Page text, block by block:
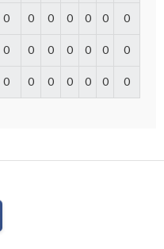
0 0 0 0 0 0 0
0 0 0 0 0 0 0
0 0 0 0 0 0 0